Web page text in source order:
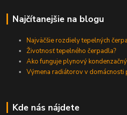
Najčítanejšie na blogu
Najväčšie rozdiely tepelných
Životnosť tepelného čerpadla?
Ako funguje plynový
Výmena radiátorov v domácnosti
Kde nás nájdete